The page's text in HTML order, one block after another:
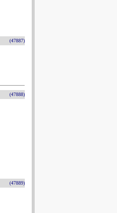
(47887)
(47888)
(47889)